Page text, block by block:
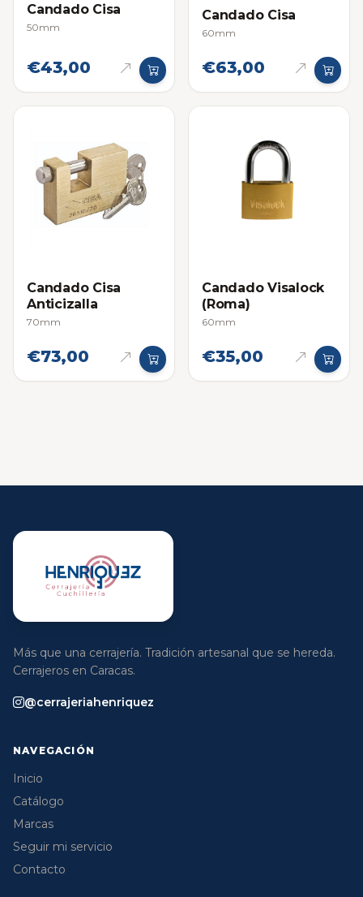
Candado Cisa
50mm
€43,00
Candado Cisa
60mm
€63,00
Candado Cisa
Anticizalla
70mm
€73,00
Candado Visalock
(Roma)
60mm
€35,00
Más que una cerrajería. Tradición artesanal que se hereda.
Cerrajeros en Caracas.
@cerrajeriahenriquez
NAVEGACIÓN
Inicio
Catálogo
Marcas
Seguir mi servicio
Contacto